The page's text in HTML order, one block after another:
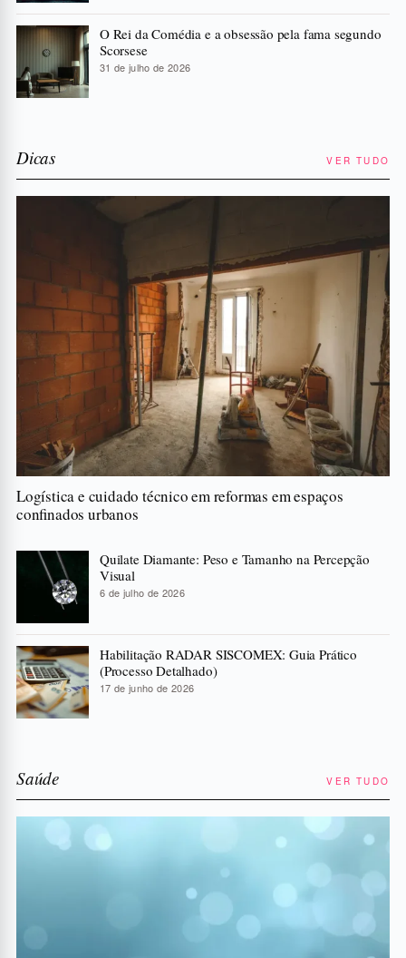
O Rei da Comédia e a obsessão pela fama segundo
Scorsese
31 de julho de 2026
Dicas VER TUDO
Logística e cuidado técnico em reformas em espaços
confinados urbanos
Quilate Diamante: Peso e Tamanho na Percepção
Visual
6 de julho de 2026
Habilitação RADAR SISCOMEX: Guia Prático
(Processo Detalhado)
17 de junho de 2026
Saúde VER TUDO